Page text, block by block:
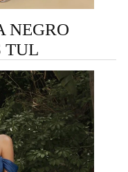
NEGRO
TUL